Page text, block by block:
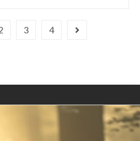
3 4